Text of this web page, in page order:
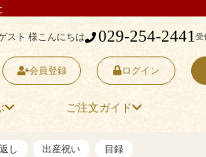
スト 様こんにちは 029-254-2441受
会員登録 ログイン
ご注文ガイド
し 出産祝い 目録